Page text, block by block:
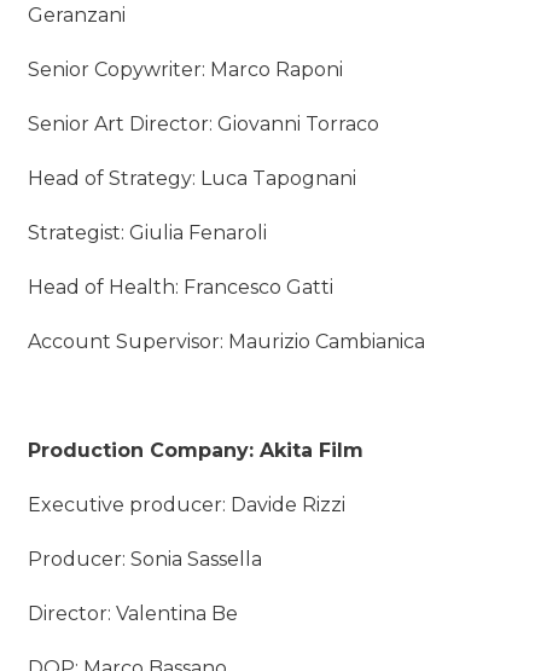
Geranzani
Senior Copywriter: Marco Raponi
Senior Art Director: Giovanni Torraco
Head of Strategy: Luca Tapognani
Strategist: Giulia Fenaroli
Head of Health: Francesco Gatti
Account Supervisor: Maurizio Cambianica
Production Company: Akita Film
Executive producer: Davide Rizzi
Producer: Sonia Sassella
Director: Valentina Be